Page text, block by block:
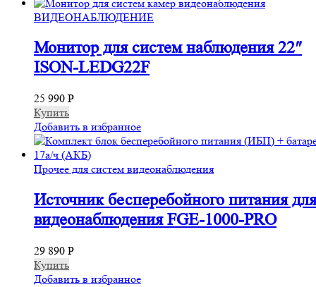
ВИДЕОНАБЛЮДЕНИЕ
Монитор для систем наблюдения 22″
ISON-LEDG22F
25 990 Р
Купить
Добавить в избранное
Прочее для систем видеонаблюдения
Источник бесперебойного питания
видеонаблюдения FGE-1000-PRO
29 890 Р
Купить
Добавить в избранное